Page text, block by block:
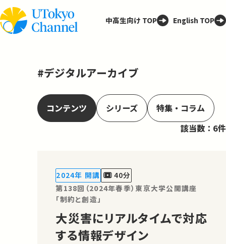
中高生向け TOP English TOP
#デジタルアーカイブ
コンテンツ シリーズ
特集・コラム
該当数：6件
2024年 開講
40分
第138回（2024年春季）東京大学公開講座
「制約と創造」
大災害にリアルタイムで対応
する情報デザイン